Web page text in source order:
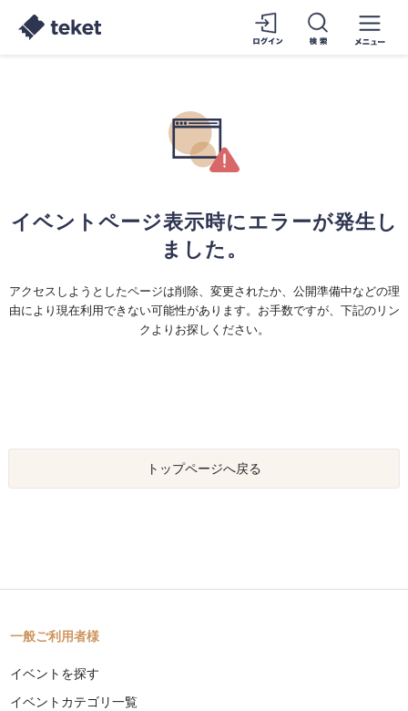
イベントページ表示時にエラーが発生し
ました。
アクセスしようとしたページは削除、変更されたか、公開準備中などの理
由により現在利用できない可能性があります。お手数ですが、下記のリン
クよりお探しください。
トップページへ戻る
一般ご利用者様
イベントを探す
イベントカテゴリ一覧